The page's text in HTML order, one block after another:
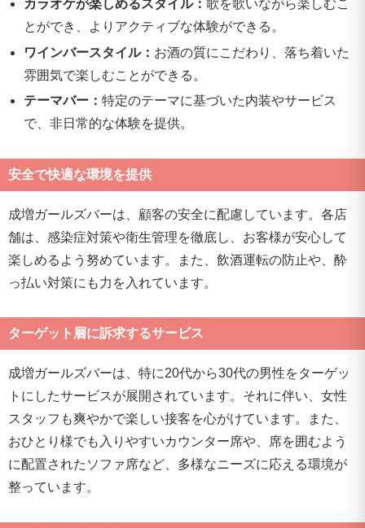
カラオケが楽しめるスタイル：歌を歌いながら楽しむこ
とができ、よりアクティブな体験ができる。
ワインバースタイル： お酒の質にこだわり、落ち着いた
雰囲気で楽しむことができる。
テーマバー：特定のテーマに基づいた内装やサービス
で、非日常的な体験を提供。
安全で快適な環境を提供
成増ガールズバーは、顧客の安全に配慮しています。各店
舗は、感染症対策や衛生管理を徹底し、お客様が安心して
楽しめるよう努めています。また、飲酒運転の防止や、酔
っ払い対策にも力を入れています。
ターゲット層に訴求するサービス
成増ガールズバーは、特に20代から30代の男性をターゲッ
トにしたサービスが展開されています。それに伴い、女性
スタッフも爽やかで楽しい接客を心がけています。また、
おひとり様でも入りやすいカウンター席や、席を囲むよう
に配置されたソファ席など、多様なニーズに応える環境が
整っています。